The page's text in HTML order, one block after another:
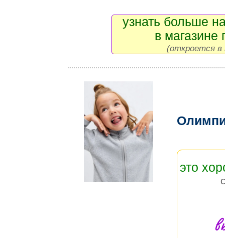
узнать больше
в магазине
(откроется в
это